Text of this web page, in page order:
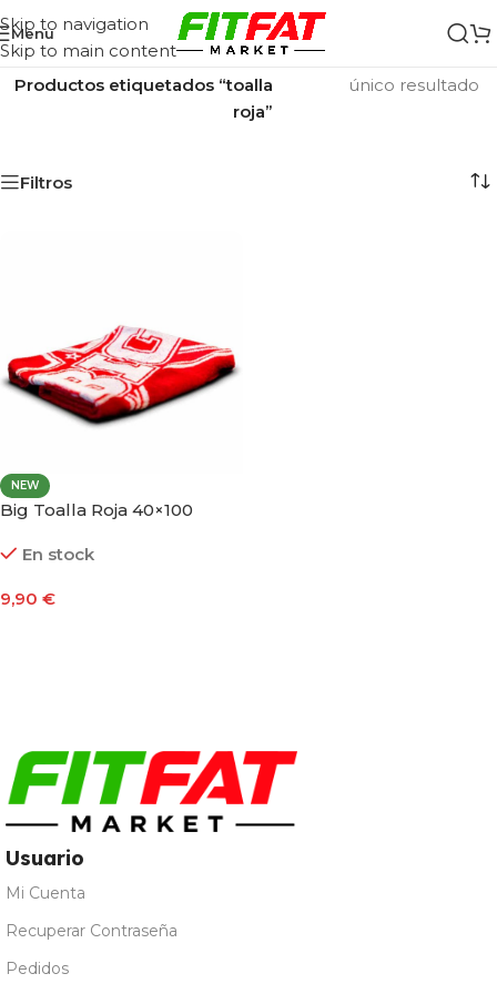
Skip to navigation
Skip to main content
Menu
Inicio/
Productos etiquetados “toalla
roja”
único resultado
Filtros
NEW
Big Toalla Roja 40×100
En stock
9,90 €
Usuario
Mi Cuenta
Recuperar Contraseña
Pedidos